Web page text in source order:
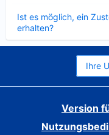
Ist es möglich, ein
erhalten?
Ihre
Version